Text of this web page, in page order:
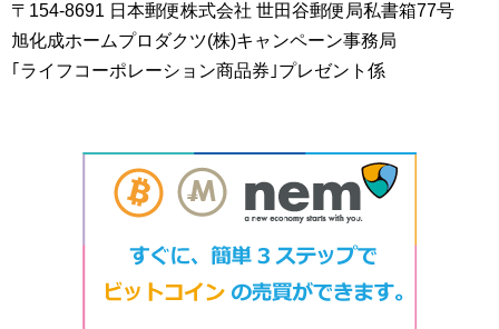
〒154-8691 日本郵便株式会社 世田谷郵便局私書箱77号
旭化成ホームプロダクツ(株)キャンペーン事務局
｢ライフコーポレーション商品券｣プレゼント係